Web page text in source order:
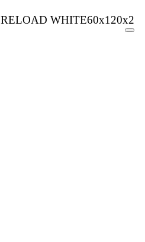
RELOAD WHITE60x120x2